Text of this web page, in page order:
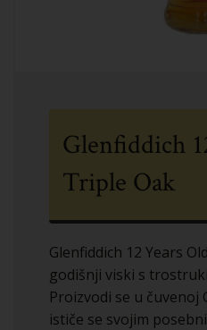
Glenfiddich
Triple Oak
Glenfiddich 12 Years
godišnji viski s
Proizvodi se u čuvenoj
ističe se svojim